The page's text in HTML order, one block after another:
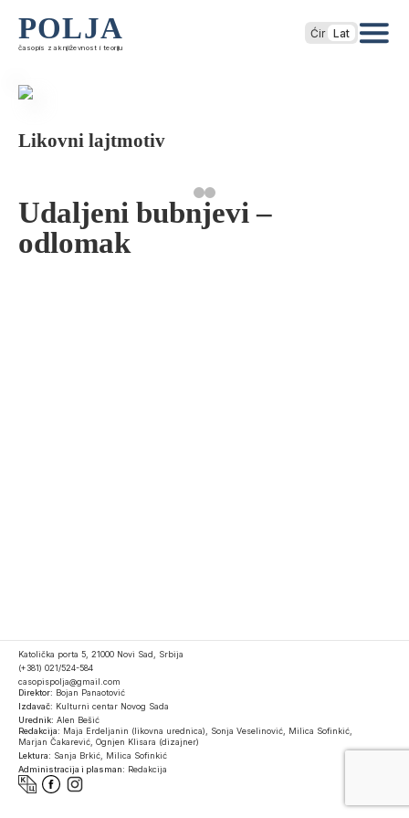
POLJA
časopis za književnost i teoriju
Ćir Lat
Likovni lajtmotiv
Udaljeni bubnjevi –
odlomak
Katolička porta 5, 21000 Novi Sad, Srbija
(+381) 021/524-584
casopispolja@gmail.com
Direktor: Bojan Panaotović
Izdavač: Kulturni centar Novog Sada
Urednik: Alen Bešić
Redakcija: Maja Erdeljanin (likovna urednica), Sonja Veselinović, Milica Sofinkić,
Marjan Čakarević, Ognjen Klisara (dizajner)
Lektura: Sanja Brkić, Milica Sofinkić
Administracija i plasman: Redakcija